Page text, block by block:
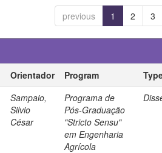
previous 1 2 3
Orientador Program
Sampaio,
Silvio
César
Programa de
Pós-Graduação
"Stricto Sensu"
em Engenharia
Agrícola